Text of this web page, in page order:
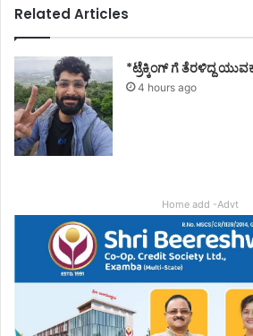
Related Articles
*ಟ್ರೆಕ್ಕಿಂಗ್ ಗೆ ತೆರಳಿದ್ದ
4 hours ago
Home add -Advt